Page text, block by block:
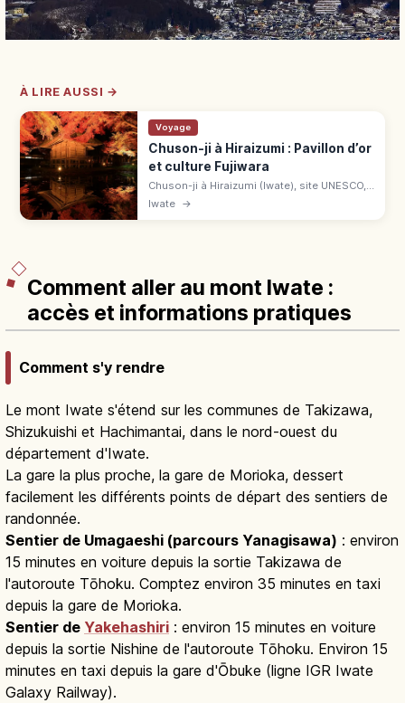
À LIRE AUSSI →
Voyage
Chuson-ji à Hiraizumi : Pavillon d’or
et culture Fujiwara
Chuson-ji à Hiraizumi (Iwate), site UNESCO,
abrite le Pavillon d'or Konjikido. Culture des
Iwate →
Comment aller au mont Iwate :
accès et informations pratiques
Comment s'y rendre
Le mont Iwate s'étend sur les communes de Takizawa,
Shizukuishi et Hachimantai, dans le nord-ouest du
département d'Iwate.
La gare la plus proche, la gare de Morioka, dessert
facilement les différents points de départ des sentiers de
randonnée.
Sentier de Umagaeshi (parcours Yanagisawa) : environ
15 minutes en voiture depuis la sortie Takizawa de
l'autoroute Tōhoku. Comptez environ 35 minutes en taxi
depuis la gare de Morioka.
Sentier de Yakehashiri : environ 15 minutes en voiture
depuis la sortie Nishine de l'autoroute Tōhoku. Environ 15
minutes en taxi depuis la gare d'Ōbuke (ligne IGR Iwate
Galaxy Railway).